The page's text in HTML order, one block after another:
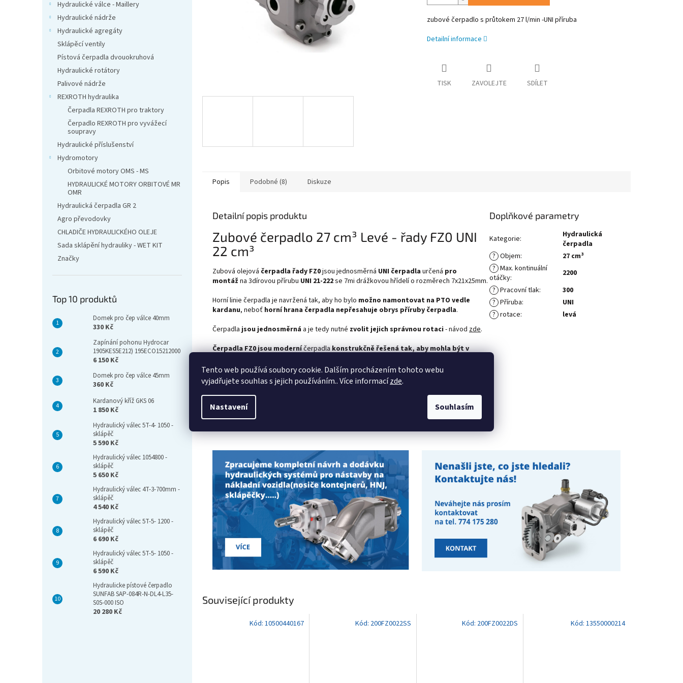
Tento web používá soubory cookie. Dalším procházením tohoto webu
vyjadřujete souhlas s jejich používáním.. Více informacízde.
Nastavení Souhlasím
Hydraulické válce - Maillery
Hydraulické nádrže
Hydraulické agregáty
Sklápěcí ventily
Pístová čerpadla dvouokruhová
Hydraulické rotátory
Palivové nádrže
REXROTH hydraulika
Čerpadla REXROTH pro traktory
Čerpadlo REXROTH pro vyvážecí
soupravy
Hydraulické příslušenství
Hydromotory
Orbitové motory OMS - MS
HYDRAULICKÉ MOTORY ORBITOVÉ MR
OMR
Hydraulická čerpadla GR 2
Agro převodovky
CHLADIČE HYDRAULICKÉHO OLEJE
Sada sklápění hydrauliky - WET KIT
Značky
Top 10 produktů
Domek pro čep válce 40mm
330 Kč
Zapínání pohonu Hydrocar
1905KES5E212) 195ECO15212000
6 150 Kč
Domek pro čep válce 45mm
360 Kč
Kardanový kříž GKS 06
1 850 Kč
Hydraulický válec 5T-4- 1050 -
sklápěč
5 590 Kč
Hydraulický válec 1054800 -
sklápěč
5 650 Kč
Hydraulický válec 4T-3-700mm -
sklápěč
4 540 Kč
Hydraulický válec 5T-5- 1200 -
sklápěč
6 690 Kč
Hydraulický válec 5T-5- 1050 -
sklápěč
6 590 Kč
Hydraulicke pístové čerpadlo
SUNFAB SAP-084R-N-DL4-L35-
S0S-000 ISO
20 280 Kč
zubové čerpadlo s průtokem 27l/min -UNI příruba
Detailní informace
TISK ZAVOLEJTE SDÍLET
Související produkty
Kód: 10500440167 Kód: 200FZ0022SS Kód: 200FZ0022DS Kód: 13550000214
Popis Podobné (8) Diskuze
Detailní popis produktu
Zubové čerpadlo 27 cm³ Levé - řady FZ0 UNI
22 cm³
Zubová olejová čerpadla řady FZ0jsou jednosměrná UNI čerpadla určená pro
montáž na 3dírovou přírubu UNI 21-222se 7mi drážkovou hřídelí o rozměrech 7x21x25mm.
Horní linie čerpadla je navržená tak, aby ho bylo možno namontovat na PTO vedle
kardanu, neboť horní hrana čerpadla nepřesahuje obrys příruby čerpadla.
Čerpadla jsou jednosměrná a je tedy nutné zvolit jejich správnou rotaci - návod zde.
Čerpadla FZ0 jsoumoderníčerpadlakonstrukčně řešená tak, aby mohla být v
hydraulické ruky .
Čerpadla mají možnost výběrutlakového výstupu na čerpadle buď
zadní strany.
Tato čerpadla jsou vhodná také jako 2. stupeň k tandemovým čerpadlům
Doplňkové parametry
Kategorie:
Hydraulická
čerpadla
? Objem:
27 cm³
? Max. kontinuální
otáčky:
2200
? Pracovní tlak:
300
? Příruba:
UNI
? rotace: levá